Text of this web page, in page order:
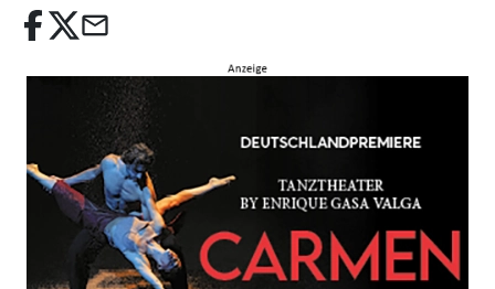
email